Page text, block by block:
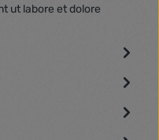
ut labore et dolore